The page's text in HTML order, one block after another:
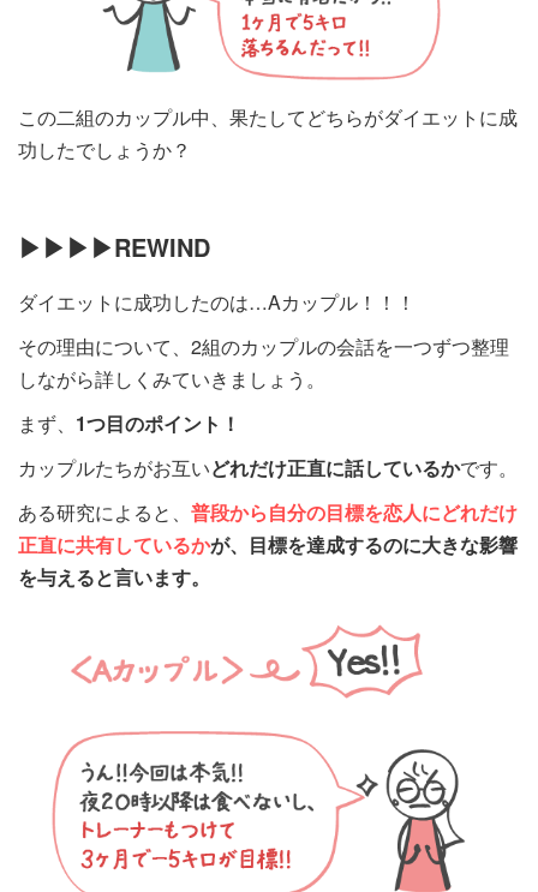
この二組のカップル中、果たしてどちらがダイエットに成
功したでしょうか？
▶▶▶▶REWIND
ダイエットに成功したのは…Aカップル！！！
その理由について、2組のカップルの会話を一つずつ整理
しながら詳しくみていきましょう。
まず、 1つ目のポイント！
カップルたちがお互いどれだけ正直に話しているかです。
ある研究によると、 普段から自分の目標を恋人にどれだけ
正直に共有しているかが、目標を達成するのに大きな影響
を与えると言います。